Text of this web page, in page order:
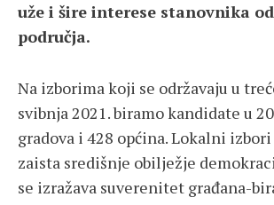
uže i šire interese stanovnika
područja.
Na izborima koji se održavaju u
svibnja 2021. biramo kandidate u
gradova i 428 općina. Lokalni
zaista središnje obilježje
se izražava suverenitet građana-